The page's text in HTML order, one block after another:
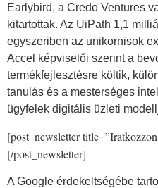
Earlybird, a Credo Ventures
kitartottak. Az UiPath 1,1
egyszeriben az unikornisok
Accel képviselői szerint a
termékfejlesztésre költik,
tanulás és a mesterséges
ügyfelek digitális üzleti
[post_newsletter
[/post_newsletter]
A Google érdekeltségébe